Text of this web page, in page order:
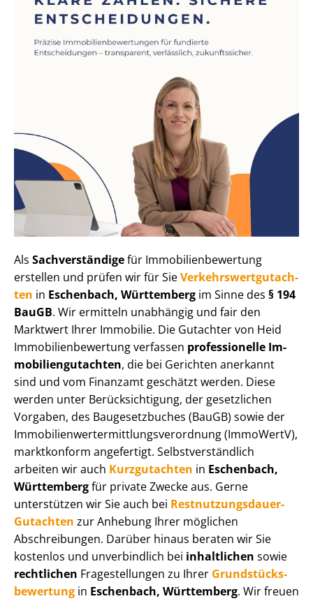
Als Sachverständigefür Im­mo­bi­li­en­be­wer­tung
erstellen und prüfen wir für SieVer­kehrs­wert­gut­ach­
ten in Eschenbach, Württemberg im Sinne des § 194
BauGB. Wir ermitteln unabhängig und fair den
Marktwert Ihrer Immobilie. Die Gutachter von Heid
Im­mo­bi­li­en­be­wer­tung verfassen professionelle Im­
mo­bi­li­en­gut­ach­ten, die bei Gerichten anerkannt
sind und vom Finanzamt geschätzt werden. Diese
werden unter Be­rück­sich­ti­gung, der gesetzlichen
Vorgaben, des Baugesetzbuches (BauGB) sowie der
Im­mo­bi­li­en­wert­ermitt­lungs­ver­ord­nung (ImmoWertV),
marktkonform angefertigt. Selbst­ver­ständ­lich
arbeiten wir auch Kurzgutachten in Eschenbach,
Württembergfür private Zwecke aus. Gerne
unterstützen wir Sie auch bei Rest­nut­zungs­dau­er-
Gutachten zur Anhebung Ihrer möglichen
Abschreibungen. Darüber hinaus beraten wir Sie
kostenlos und unverbindlich bei inhaltlichen sowie
rechtlichen Fragestellungen zu Ihrer Grund­stücks­
be­wer­tung in Eschenbach, Württemberg. Wir freuen